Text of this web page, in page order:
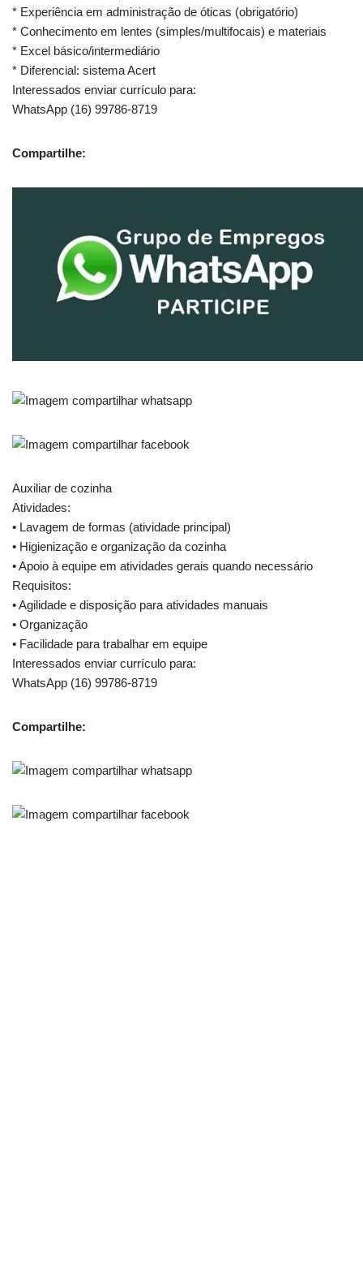
* Experiência em administração de óticas (obrigatório)
* Conhecimento em lentes (simples/multifocais) e materiais
* Excel básico/intermediário
* Diferencial: sistema Acert
Interessados enviar currículo para:
WhatsApp (16) 99786-8719
Compartilhe:
Auxiliar de cozinha
Atividades:
• Lavagem de formas (atividade principal)
• Higienização e organização da cozinha
• Apoio à equipe em atividades gerais quando necessário
Requisitos:
• Agilidade e disposição para atividades manuais
• Organização
• Facilidade para trabalhar em equipe
Interessados enviar currículo para:
WhatsApp (16) 99786-8719
Compartilhe: